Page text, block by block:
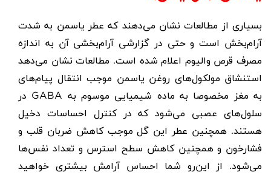
بسیاری از مطالعات نشان می‌دهند که عطر یاسمن به شدت
آرام‌بخش است و حتی در گزارشی آرام‌بخشی آن به اندازه
مصرف قرص والیوم اعلام شده است. مطالعات نشان می‌دهد
استنشاق مولکول‌های روغن یاسمن موجب انتقال پیام‌های
به مغز مخصوصا به ماده شیمیایی موسوم به GABA در
سلول‌های عصبی می‌شود که در کنترل احساسات دخیل
هستند. همچنین عطر این گل موجب کاهش ضربان قلب و
فشارخون و همچنین کاهش سطح استرس و تعداد نفس‌ها
می‌شود. از این‌رو شما احساس آرامش بیشتری خواهید